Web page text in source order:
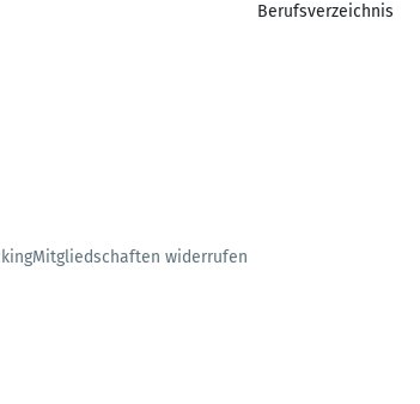
Berufsverzeichnis
Mitgliedschaften widerrufen